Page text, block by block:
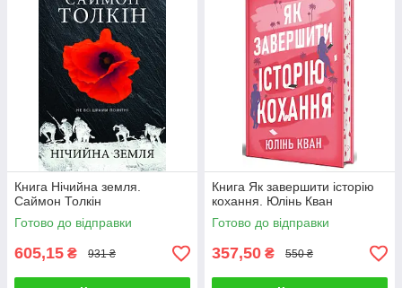
Книга Нічийна земля.
Саймон Толкін
Готово до відправки
605,15 ₴ 931 ₴
Книга Як завершити історію
кохання. Юлінь Кван
Готово до відправки
357,50 ₴ 550 ₴